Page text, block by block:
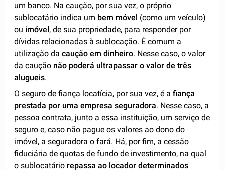
um banco. Na caução, por sua vez, o próprio
sublocatário indica um bem móvel (como um veículo)
ou imóvel, de sua propriedade, para responder por
dívidas relacionadas à sublocação. É comum a
utilização dacaução em dinheiro. Nesse caso, o valor
da caução não poderá ultrapassar o valor de três
alugueis.
O seguro de fiança locatícia, por sua vez, é afiança
prestada por uma empresa seguradora. Nesse caso, a
pessoa contrata, junto a essa instituição, um serviço de
seguro e, caso não pague os valores ao dono do
imóvel, a seguradora o fará. Há, por fim, a cessão
fiduciária de quotas de fundo de investimento, na qual
o sublocatário repassa ao locador determinados